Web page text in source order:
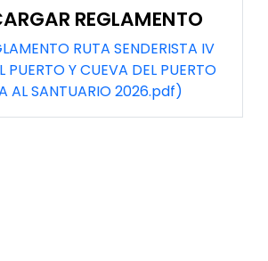
REGLAMENTO
RUTA SENDERISTA IV
PUERTO Y CUEVA DEL PUERTO
AL SANTUARIO 2026.pdf)